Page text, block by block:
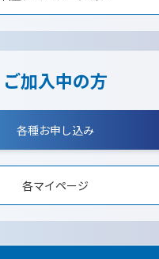
ご加入中の方
各種お申し込み
各マイページ